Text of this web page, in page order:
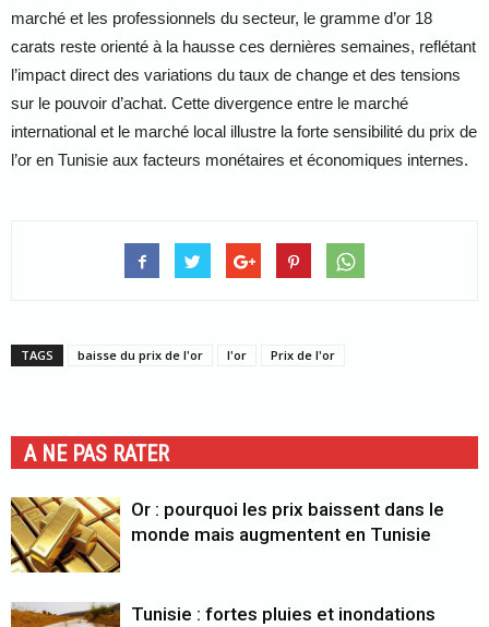
marché et les professionnels du secteur, le gramme d’or 18
carats reste orienté à la hausse ces dernières semaines, reflétant
l’impact direct des variations du taux de change et des tensions
sur le pouvoir d’achat. Cette divergence entre le marché
international et le marché local illustre la forte sensibilité du prix de
l’or en Tunisie aux facteurs monétaires et économiques internes.
TAGS baisse du prix de l'or l'or Prix de l'or
A NE PAS RATER
Or : pourquoi les prix baissent dans le
monde mais augmentent en Tunisie
Tunisie : fortes pluies et inondations